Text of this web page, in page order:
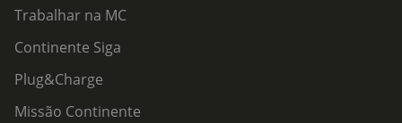
Trabalhar na MC
Continente Siga
Plug&Charge
Missão Continente